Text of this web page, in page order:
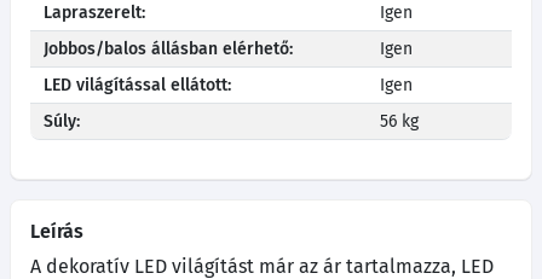
Lapraszerelt:
Igen
Jobbos/balos állásban elérhető:
Igen
LED világítással ellátott:
Igen
Súly:
56 kg
Leírás
A dekoratív LED világítást már az ár tartalmazza, LED